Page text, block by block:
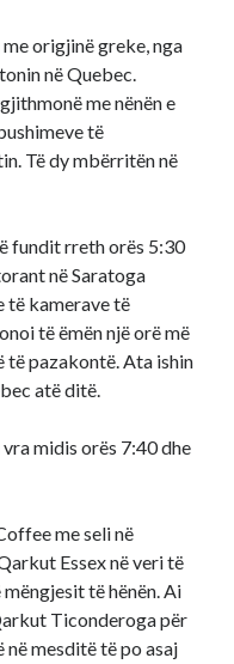
origjinë greke, nga
në Quebec.
me nënën e
të
Të dy mbërritën në
fundit rreth orës 5:30
në Saratoga
të kamerave të
të ëmën një orë më
të pazakontë. Ata ishin
atë ditë.
midis orës 7:40 dhe
me seli në
Essex në veri të
të hënën. Ai
Ticonderoga për
mesditë të po asaj